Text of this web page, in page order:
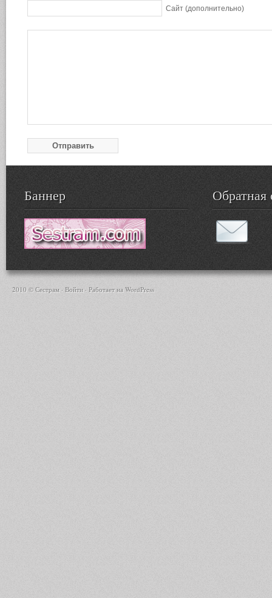
Сайт (дополнительно)
Баннер Обратная
2010 © Сестрам · Войти · Работает на WordPress